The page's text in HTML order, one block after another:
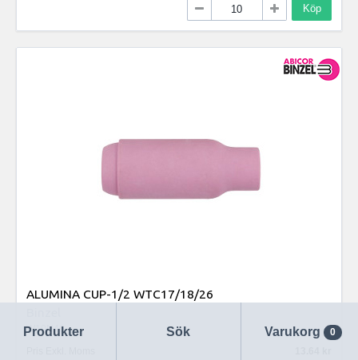
Produkter Sök Varukorg 0
Köp
ALUMINA CUP-1/2 WTC17/18/26
W10N46